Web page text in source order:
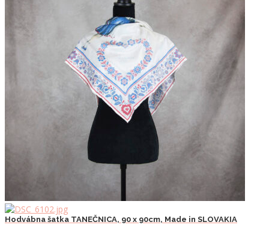
Hodvábna šatka TANEČNICA, 90 x 90cm, Made in SLOVAKIA